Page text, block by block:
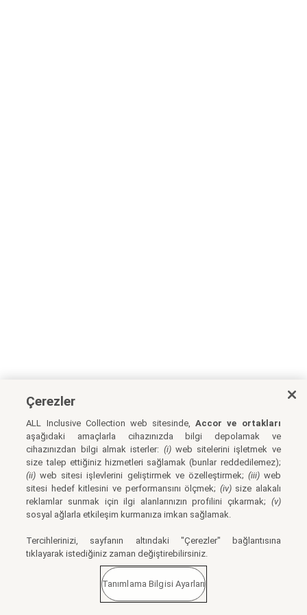
Çerezler
ALL Inclusive Collection web sitesinde,Accor ve ortakları
aşağıdaki amaçlarla cihazınızda bilgi depolamak ve
cihazınızdan bilgi almak isterler: (i)web sitelerini işletmek ve
size talep ettiğiniz hizmetleri sağlamak (bunlar reddedilemez);
(ii) web sitesi işlevlerini geliştirmek ve özelleştirmek; (iii)web
sitesi hedef kitlesini ve performansını ölçmek; (iv)size alakalı
reklamlar sunmak için ilgi alanlarınızın profilini çıkarmak; (v)
sosyal ağlarla etkileşim kurmanıza imkan sağlamak.
Tercihlerinizi, sayfanın altındaki "Çerezler" bağlantısına
tıklayarak istediğiniz zaman değiştirebilirsiniz.
Tanımlama Bilgisi Ayarları